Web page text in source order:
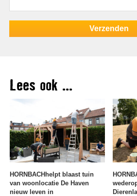
Lees ook ...
HORNBACHhelpt blaast tuin
van woonlocatie De Haven
nieuw leven in